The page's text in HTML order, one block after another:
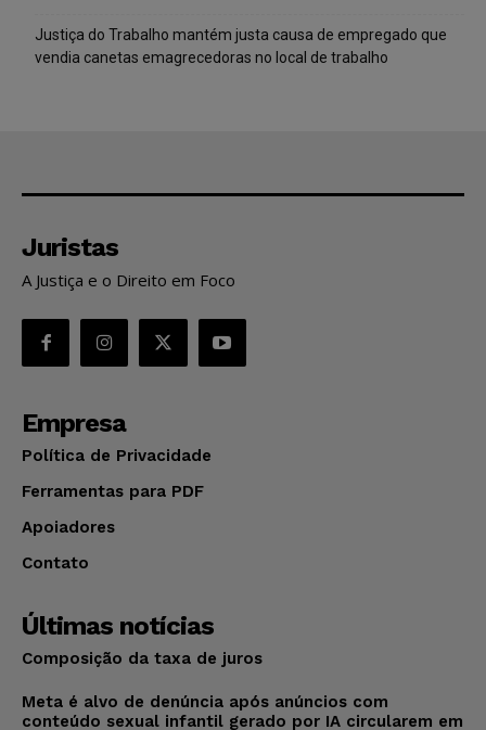
Justiça do Trabalho mantém justa causa de empregado que
vendia canetas emagrecedoras no local de trabalho
Juristas
A Justiça e o Direito em Foco
Empresa
Política de Privacidade
Ferramentas para PDF
Apoiadores
Contato
Últimas notícias
Composição da taxa de juros
Meta é alvo de denúncia após anúncios com
conteúdo sexual infantil gerado por IA circularem em